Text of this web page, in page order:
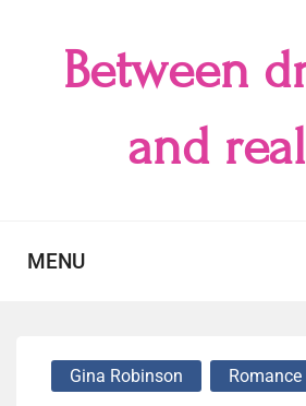
Between
and
MENU
Gina Robinson Romance